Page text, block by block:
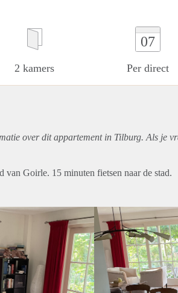
2 kamers
07
Per direct
over ditappartementin Tilburg. Als je
van Goirle. 15 minuten fietsen naar de stad.